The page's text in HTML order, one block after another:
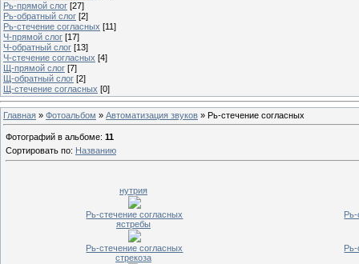
Рь-прямой слог [27]
Рь-обратный слог [2]
Рь-стечение согласных [11]
Ч-прямой слог [17]
Ч-обратный слог [13]
Ч-стечение согласных [4]
Щ-прямой слог [7]
Щ-обратный слог [2]
Щ-стечение согласных [0]
Главная » Фотоальбом » Автоматизация звуков » Рь-стечение согласных
Фотографий в альбоме: 11
Сортировать по: Названию
нутрия
Рь-стечение согласных
ястребы
Рь-стечение согласных
стрекоза